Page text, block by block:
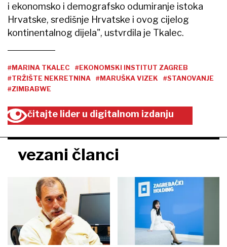
i ekonomsko i demografsko odumiranje istoka
Hrvatske, središnje Hrvatske i ovog cijelog
kontinentalnog dijela", ustvrdila je Tkalec.
#MARINA TKALEC
#EKONOMSKI INSTITUT ZAGREB
#TRŽIŠTE NEKRETNINA
#MARUŠKA VIZEK
#STANOVANJE
#ZIMBABWE
čitajte lider u digitalnom izdanju
vezani članci